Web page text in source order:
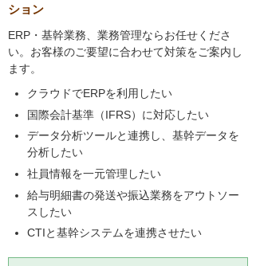
ション
ERP・基幹業務、業務管理ならお任せくださ
い。お客様のご要望に合わせて対策をご案内し
ます。
クラウドでERPを利用したい
国際会計基準（IFRS）に対応したい
データ分析ツールと連携し、基幹データを
分析したい
社員情報を一元管理したい
給与明細書の発送や振込業務をアウトソー
スしたい
CTIと基幹システムを連携させたい